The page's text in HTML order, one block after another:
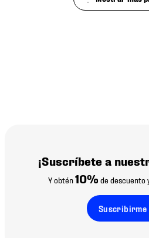
¡Suscríbete a
Y obtén10% de descuento
Suscribirme